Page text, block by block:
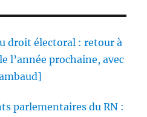
droit électoral : retour à
l’année prochaine, avec
parlementaires du RN :